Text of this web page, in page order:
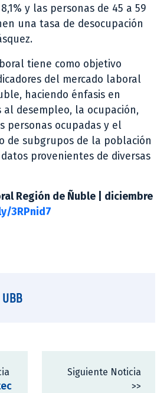
y las personas de 45 a 59
una tasa de desocupación
tiene como objetivo
del mercado laboral
haciendo énfasis en
al desempleo, la ocupación,
personas ocupadas y el
de subgrupos de la población
provenientes de diversas
Región de Ñuble | diciembre
3RPnid7
Siguiente Noticia
>>